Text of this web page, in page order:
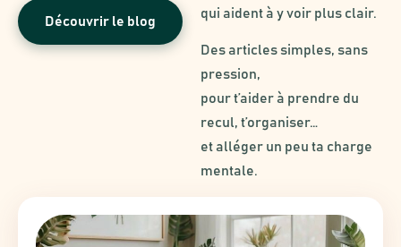
Découvrir le blog
qui aident à y voir plus clair.
Des articles simples, sans
pression,
pour t’aider à prendre du
recul, t’organiser…
et alléger un peu ta charge
mentale.